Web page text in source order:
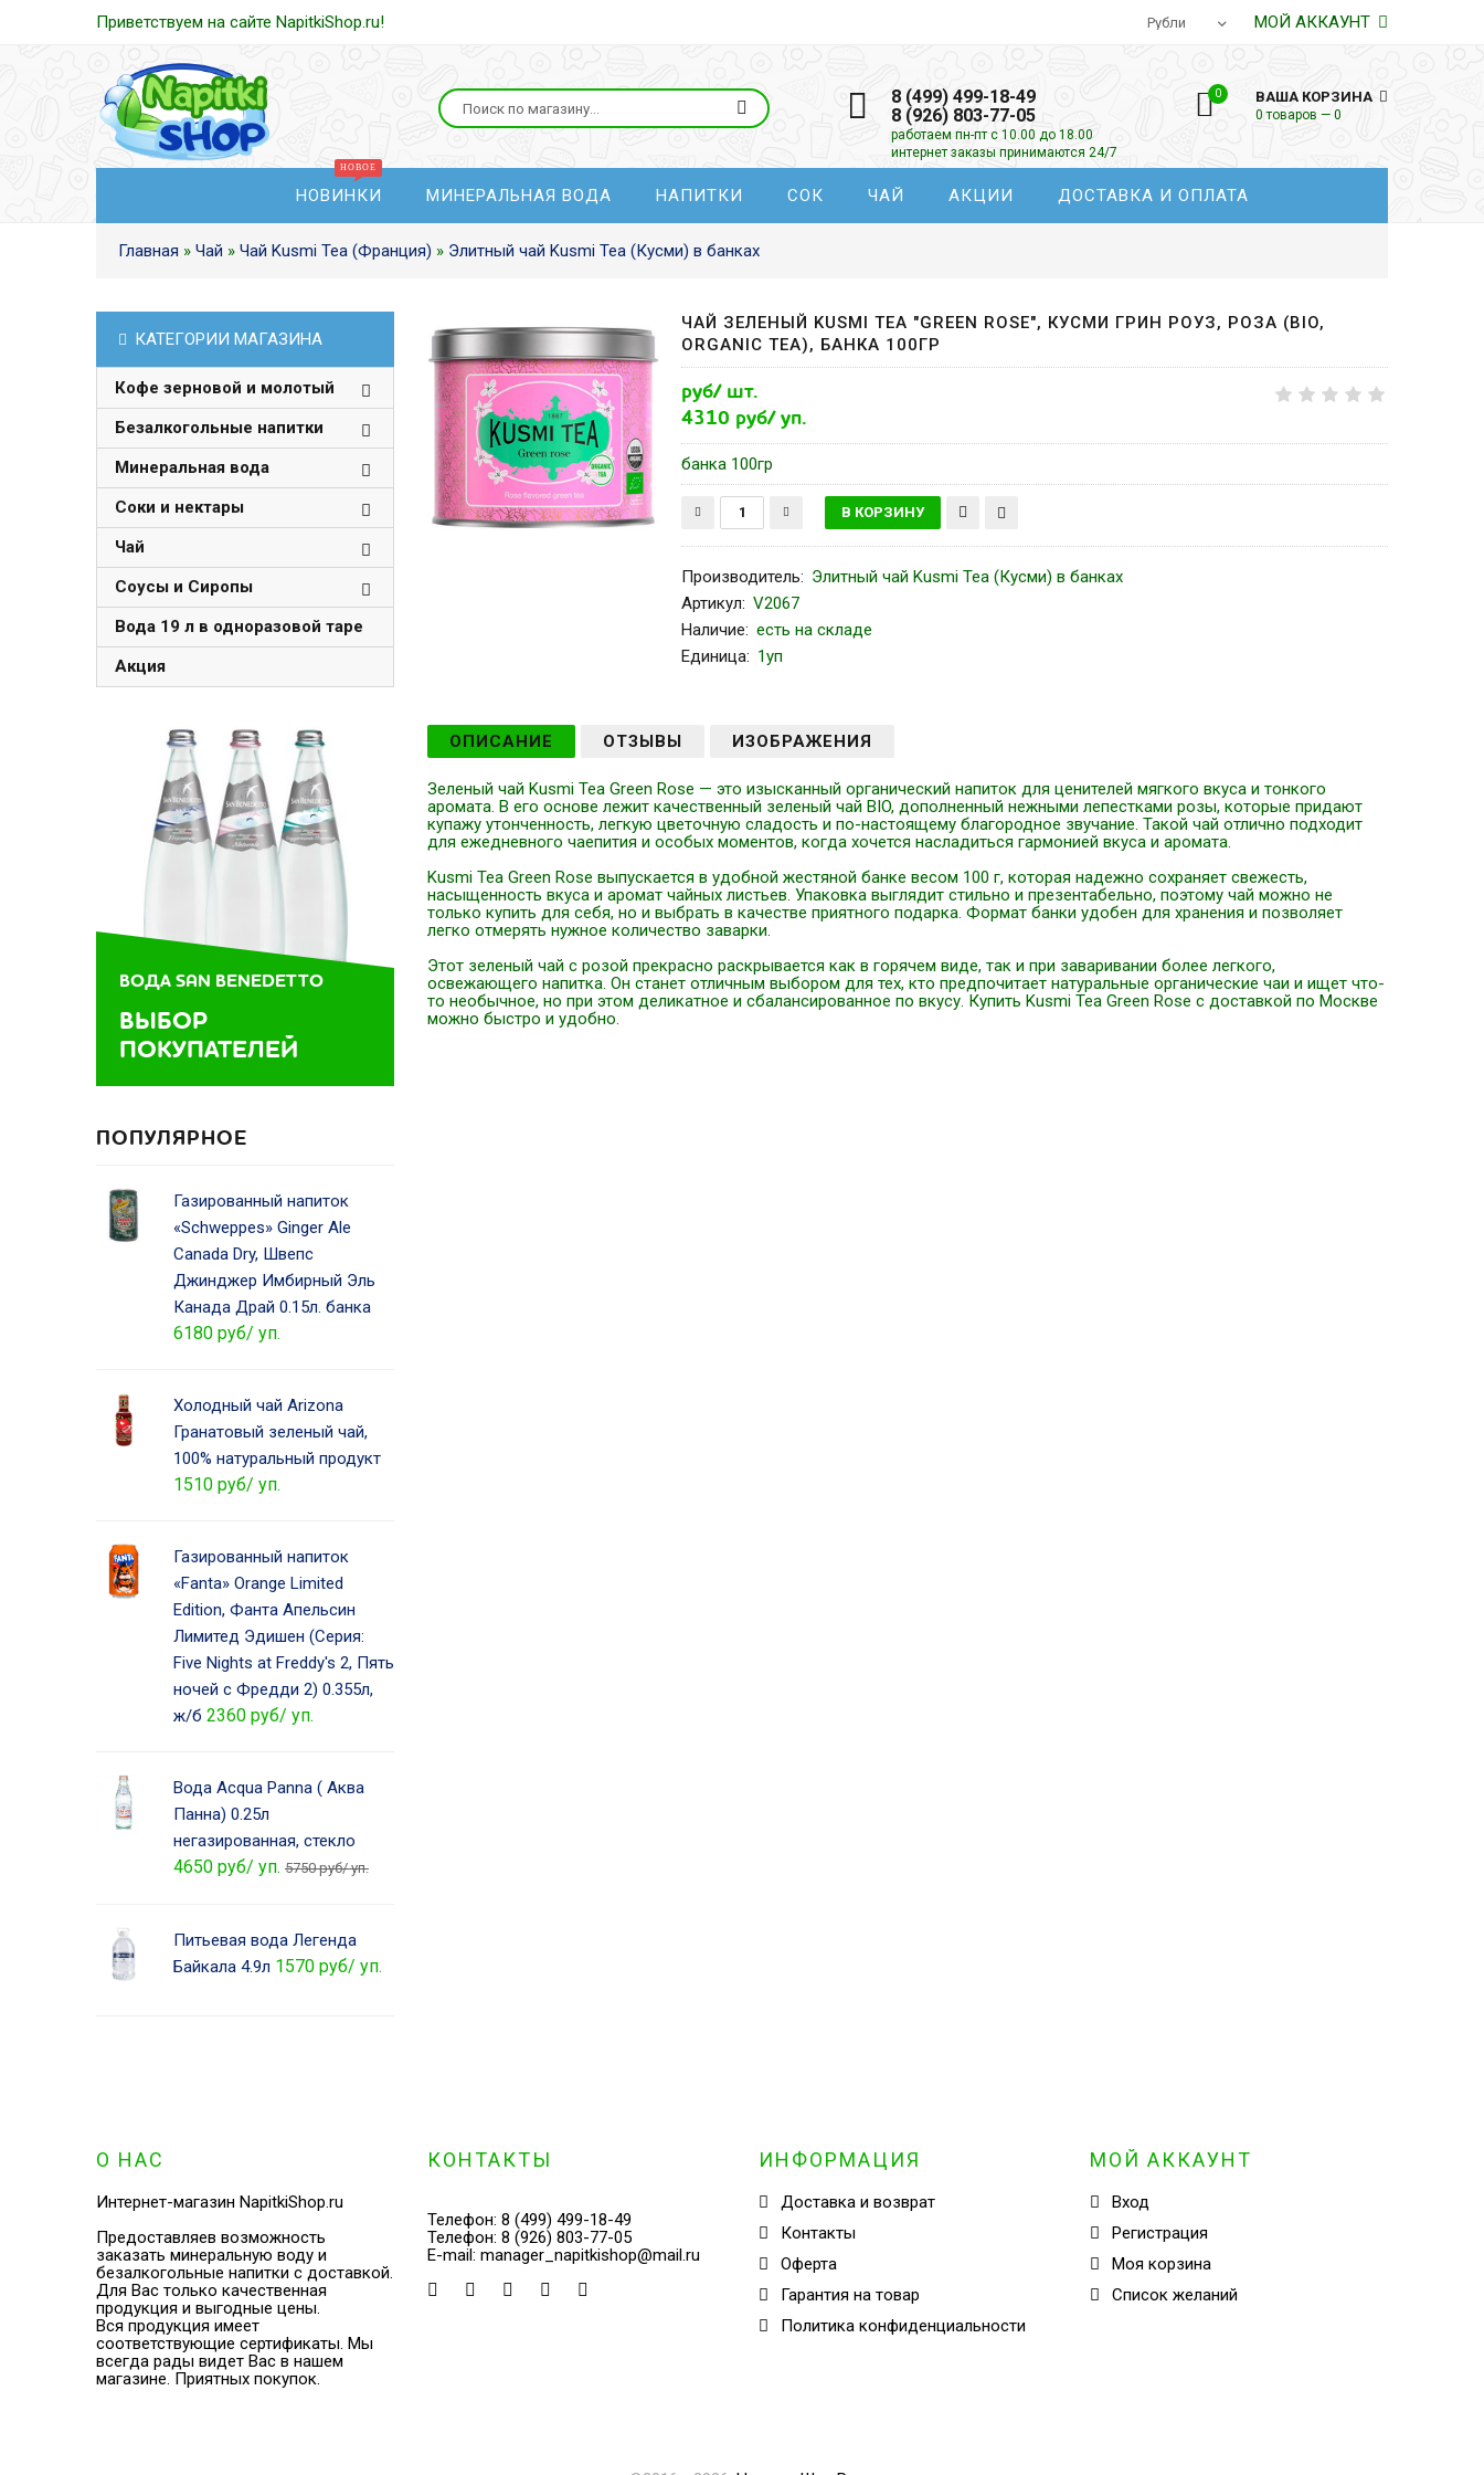
Приветствуем на сайте NapitkiShop.ru! МОЙ АККАУНТ
8 (499) 499-18-49
8 (926) 803-77-05
работаем пн-пт с 10.00 до 18.00
интернет заказы принимаются 24/7
0 ВАША КОРЗИНА
0 товаров — 0
НОВИНКИ МИНЕРАЛЬНАЯ ВОДА НАПИТКИ СОК ЧАЙ АКЦИИ ДОСТАВКА И ОПЛАТА
Главная » Чай » Чай Kusmi Tea (Франция) » Элитный чай Kusmi Tea (Кусми) в банках
ЧАЙ ЗЕЛЕНЫЙ KUSMI TEA "GREEN ROSE", КУСМИ ГРИН РОУЗ, РОЗА (BIO,
ORGANIC TEA), БАНКА 100ГР
руб/ шт.
4310 руб/ уп.
банка 100гр
Производитель: Элитный чай Kusmi Tea (Кусми) в банках
Артикул: V2067
Наличие: есть на складе
Единица: 1уп
ОПИСАНИЕ ОТЗЫВЫ ИЗОБРАЖЕНИЯ
Зеленый чай Kusmi Tea Green Rose — это изысканный органический напиток для ценителей мягкого вкуса и тонкого
аромата. В его основе лежит качественный зеленый чай BIO, дополненный нежными лепестками розы, которые придают
купажу утонченность, легкую цветочную сладость и по-настоящему благородное звучание. Такой чай отлично подходит
для ежедневного чаепития и особых моментов, когда хочется насладиться гармонией вкуса и аромата.
Kusmi Tea Green Rose выпускается в удобной жестяной банке весом 100 г, которая надежно сохраняет свежесть,
насыщенность вкуса и аромат чайных листьев. Упаковка выглядит стильно и презентабельно, поэтому чай можно не
только купить для себя, но и выбрать в качестве приятного подарка. Формат банки удобен для хранения и позволяет
легко отмерять нужное количество заварки.
Этот зеленый чай с розой прекрасно раскрывается как в горячем виде, так и при заваривании более легкого,
освежающего напитка. Он станет отличным выбором для тех, кто предпочитает натуральные органические чаи и ищет что-
то необычное, но при этом деликатное и сбалансированное по вкусу. Купить Kusmi Tea Green Rose с доставкой по Москве
можно быстро и удобно.
КАТЕГОРИИ МАГАЗИНА
Кофе зерновой и молотый
Безалкогольные напитки
Минеральная вода
Соки и нектары
Чай
Соусы и Сиропы
Вода 19 л в одноразовой таре
Акция
ВОДА SAN BENEDETTO
ВЫБОР
ПОКУПАТЕЛЕЙ
ПОПУЛЯРНОЕ
Газированный напиток
«Schweppes» Ginger Ale
Canada Dry, Швепс
Джинджер Имбирный Эль
Канада Драй 0.15л. банка
6180 руб/ уп.
Холодный чай Arizona
Гранатовый зеленый чай,
100% натуральный продукт
1510 руб/ уп.
Газированный напиток
«Fanta» Orange Limited
Edition, Фанта Апельсин
Лимитед Эдишен (Серия:
Five Nights at Freddy's 2, Пять
ночей с Фредди 2) 0.355л,
ж/б 2360 руб/ уп.
Вода Acqua Panna ( Аква
Панна) 0.25л
негазированная, стекло
4650 руб/ уп. 5750 руб/ уп.
Питьевая вода Легенда
Байкала 4.9л 1570 руб/ уп.
О НАС
Интернет-магазин NapitkiShop.ru
Предоставляев возможность
заказать минеральную воду и
безалкогольные напитки с доставкой.
Для Вас только качественная
продукция и выгодные цены.
Вся продукция имеет
соответствующие сертификаты. Мы
всегда рады видет Вас в нашем
магазине. Приятных покупок.
КОНТАКТЫ
Телефон: 8 (499) 499-18-49
Телефон: 8 (926) 803-77-05
E-mail: manager_napitkishop@mail.ru
ИНФОРМАЦИЯ
Доставка и возврат
Контакты
Оферта
Гарантия на товар
Политика конфиденциальности
МОЙ АККАУНТ
Вход
Регистрация
Моя корзина
Cписок желаний